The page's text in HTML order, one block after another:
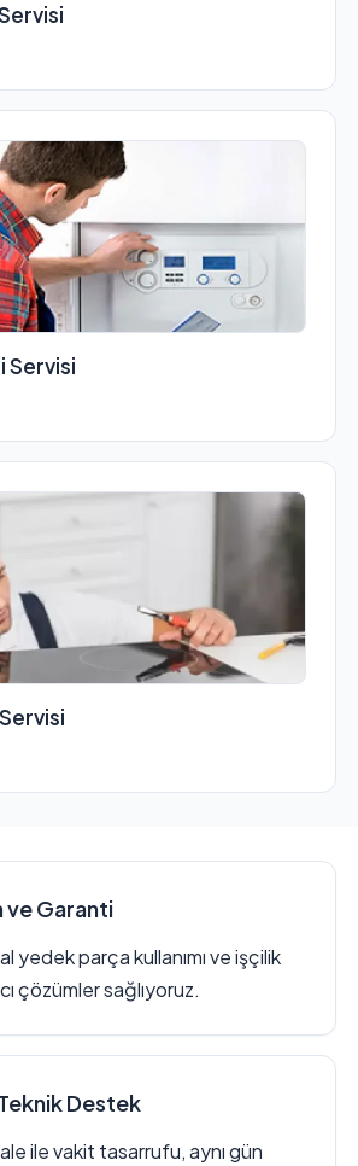
Servisi
ve Garanti
yedek parça kullanımı ve işçilik
çözümler sağlıyoruz.
Destek
ile vakit tasarrufu, aynı gün